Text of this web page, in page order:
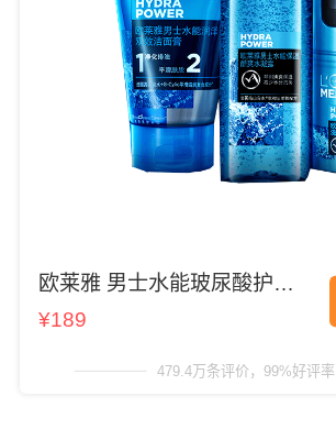
欧莱雅 男士水能玻尿酸护肤
套装
¥189
479.4万条评价，99%好评率